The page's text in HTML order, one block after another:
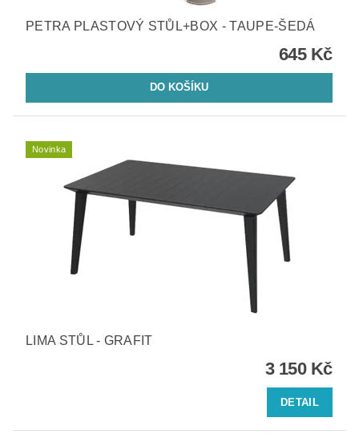
PETRA PLASTOVÝ STŮL+BOX - TAUPE-ŠEDÁ
645 Kč
Novinka
LIMA STŮL - GRAFIT
3 150 Kč
DETAIL